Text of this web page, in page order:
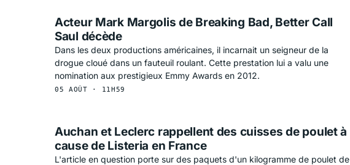
Acteur Mark Margolis de Breaking Bad, Better Call
Saul décède
Dans les deux productions américaines, il incarnait un seigneur de la
drogue cloué dans un fauteuil roulant. Cette prestation lui a valu une
nomination aux prestigieux Emmy Awards en 2012.
05 AOÛT · 11H59
Auchan et Leclerc rappellent des cuisses de poulet à
cause de Listeria en France
L'article en question porte sur des paquets d'un kilogramme de poulet de